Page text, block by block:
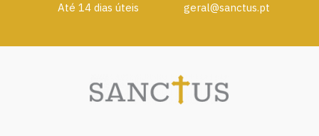
Até 14 dias úteis geral@sanctus.pt